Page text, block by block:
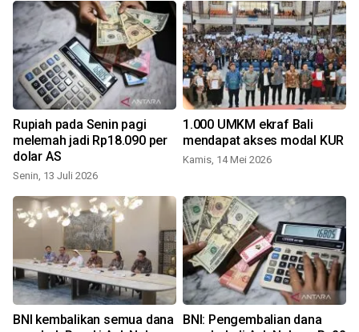
Rupiah pada Senin pagi
melemah jadi Rp18.090 per
dolar AS
Senin, 13 Juli 2026
1.000 UMKM ekraf Bali
mendapat akses modal KUR
Kamis, 14 Mei 2026
BNI kembalikan semua dana
BNI: Pengembalian dana